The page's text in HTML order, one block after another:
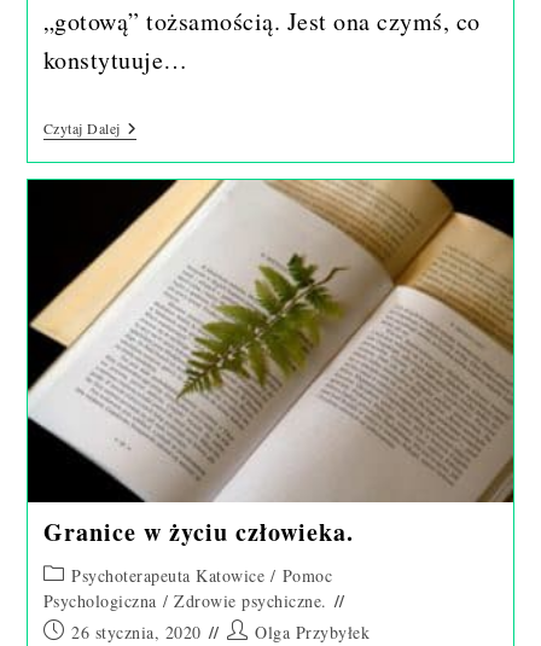
„gotową” tożsamością. Jest ona czymś, co
konstytuuje…
Czytaj DalejTożsamość
Człowieka.
Granice w życiu człowieka.
Post
category:
Psychoterapeuta Katowice / Pomoc
Psychologiczna / Zdrowie psychiczne.
Post26 stycznia, 2020
PostOlga Przybyłek